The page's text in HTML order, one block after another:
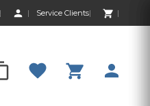
Service Clients
0 Produit 0,00
0 Produit 0,00 DH